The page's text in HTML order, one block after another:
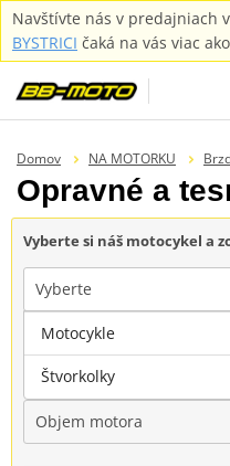
Navštívte nás v predajniach v
BYSTRICI čaká na vás viac
Domov NA MOTORKU
Opravné a
Vyberte si náš motocykel a
Vyberte
Značka
Objem motora
Motocykle
Štvorkolky